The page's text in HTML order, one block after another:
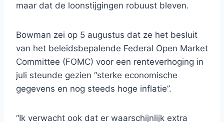
maar dat de loonstijgingen robuust bleven.
Bowman zei op 5 augustus dat ze het besluit
van het beleidsbepalende Federal Open Market
Committee (FOMC) voor een renteverhoging in
juli steunde gezien “sterke economische
gegevens en nog steeds hoge inflatie”.
“Ik verwacht ook dat er waarschijnlijk extra